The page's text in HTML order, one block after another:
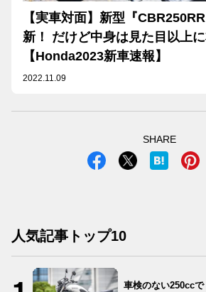
【実車対面】新型『
新！ だけど中身は見た目以上
【Honda2023新車速報】
2022.11.09
SHARE
人気記事トップ10
車検のない250cc